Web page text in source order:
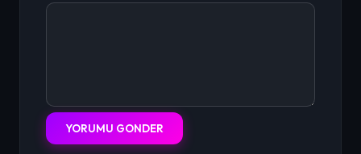
YORUMU GONDER